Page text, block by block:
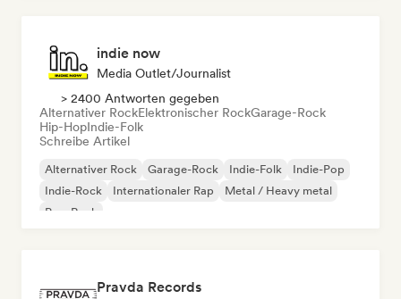
indie now
Media Outlet/Journalist
> 2400 Antworten gegeben
Alternativer RockElektronischer RockGarage-Rock
Hip-HopIndie-Folk
Schreibe Artikel
Alternativer Rock Garage-Rock Indie-Folk
Indie-Pop
Indie-Rock
Internationaler Rap
Metal / Heavy metal
Pop-Rock
Pravda Records